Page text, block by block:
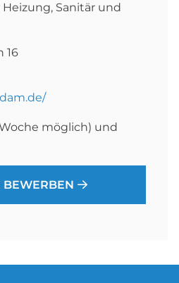
Heizung, Sanitär und
16
möglich) und
BEWERBEN